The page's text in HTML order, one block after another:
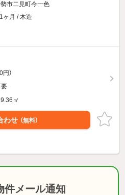
市二見町今一色
ヶ月 / 木造
）
㎡
わせ （無料）
件メール通知